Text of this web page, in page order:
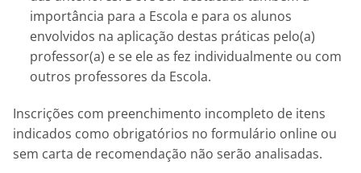
importância para a Escola e para os alunos
envolvidos na aplicação destas práticas pelo(a)
professor(a) e se ele as fez individualmente ou com
outros professores da Escola.
Inscrições com preenchimento incompleto de itens
indicados como obrigatórios no formulário online ou
sem carta de recomendação não serão analisadas.